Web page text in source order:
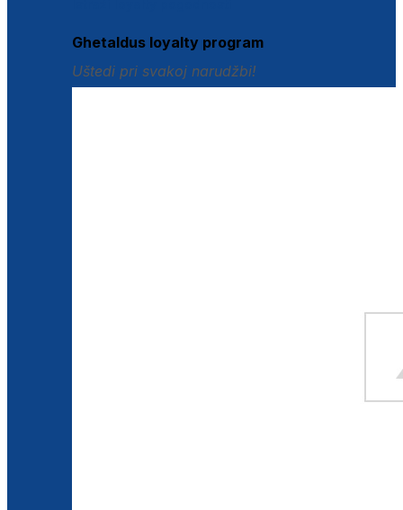
Ghetaldus loyalty program
Uštedi pri svakoj narudžbi!